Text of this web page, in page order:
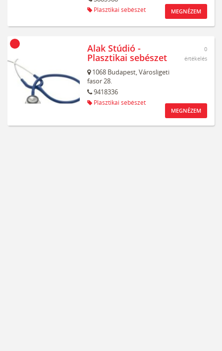
Plasztikai sebészet MEGNÉZEM
Alak Stúdió -
Plasztikai sebészet
1068 Budapest,Városligeti
fasor 28.
9418336
Plasztikai sebészet
0
értékelés
MEGNÉZEM